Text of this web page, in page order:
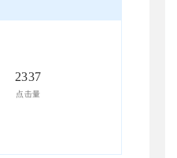
2337
点击量